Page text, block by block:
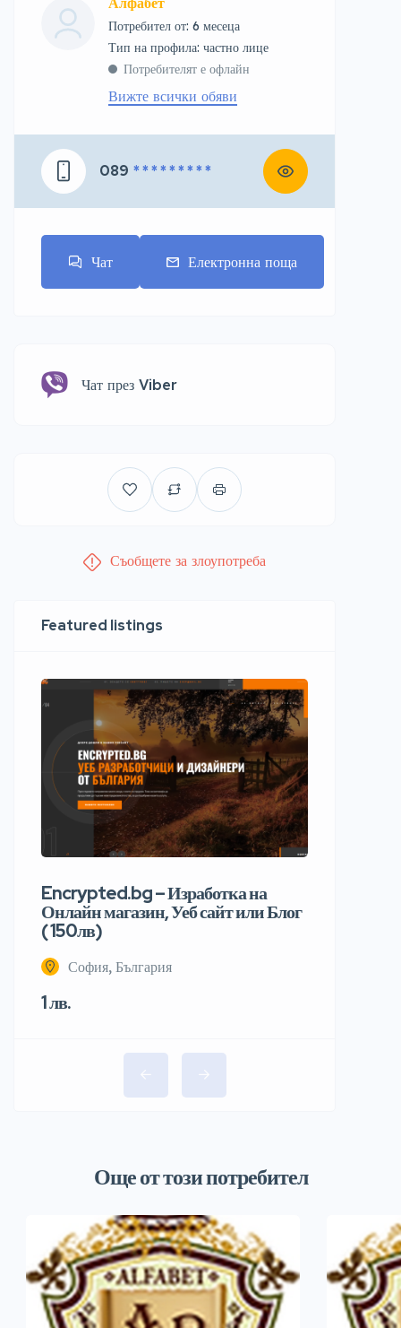
Потребител от: 6 месеца
тип на профила: частно лице
Потребителят е офлайн
Вижте всички обяви
089 * * * * * * * * *
Чат Електронна поща
Чат през Viber
Съобщете за злоупотреба
Featured listings
Encrypted.bg – Изработка на
Онлайн магазин, Уеб сайт или Блог
( 150лв)
София, България
1 лв.
Още от този потребител